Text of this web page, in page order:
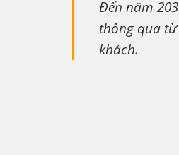
Đến năm
thông qua
khách.